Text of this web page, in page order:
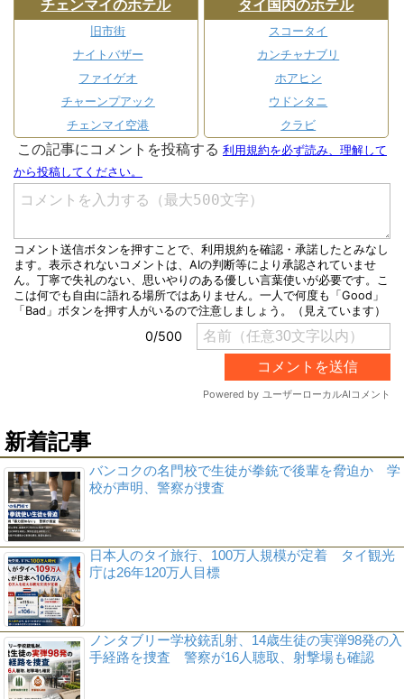
チェンマイのホテル
旧市街
ナイトバザー
ファイゲオ
チャーンプアック
チェンマイ空港
タイ国内のホテル
スコータイ
カンチャナブリ
ホアヒン
ウドンタニ
クラビ
新着記事
バンコクの名門校で生徒が拳銃で後輩を脅迫か 学
校が声明、警察が捜査
日本人のタイ旅行、100万人規模が定着 タイ観光
庁は26年120万人目標
ノンタブリー学校銃乱射、14歳生徒の実弾98発の入
手経路を捜査 警察が16人聴取、射撃場も確認